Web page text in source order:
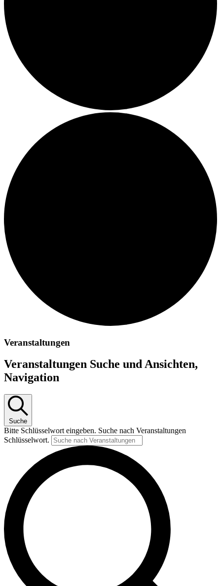
Veranstaltungen
Veranstaltungen Suche und Ansichten,
Navigation
Suche
Bitte Schlüsselwort eingeben. Suche nach Veranstaltungen
Schlüsselwort.